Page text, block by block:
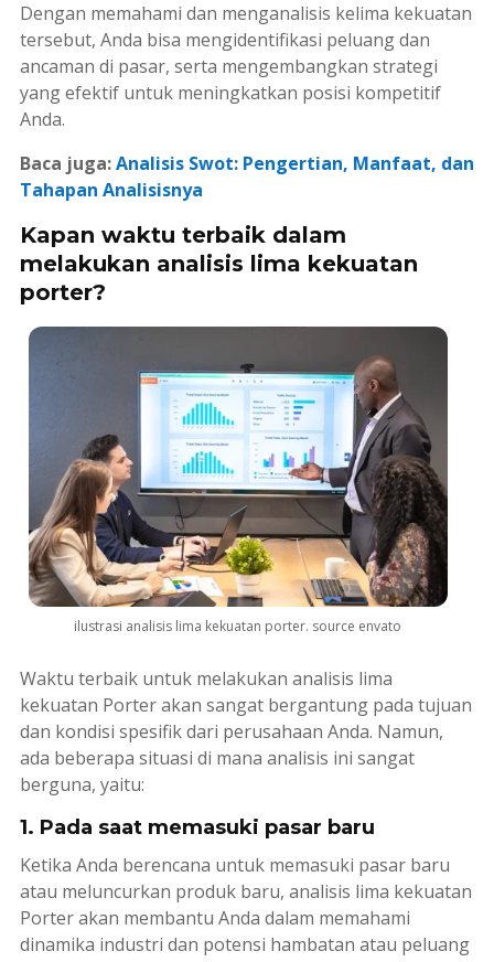
Dengan memahami dan menganalisis kelima kekuatan
tersebut, Anda bisa mengidentifikasi peluang dan
ancaman di pasar, serta mengembangkan strategi
yang efektif untuk meningkatkan posisi kompetitif
Anda.
Baca juga:Analisis Swot: Pengertian, Manfaat, dan
Tahapan Analisisnya
Kapan waktu terbaik dalam
melakukan analisis lima kekuatan
porter?
ilustrasi analisis lima kekuatan porter. source envato
Waktu terbaik untuk melakukan analisis lima
kekuatan Porter akan sangat bergantung pada tujuan
dan kondisi spesifik dari perusahaan Anda. Namun,
ada beberapa situasi di mana analisis ini sangat
berguna, yaitu:
1. Pada saat memasuki pasar baru
Ketika Anda berencana untuk memasuki pasar baru
atau meluncurkan produk baru, analisis lima kekuatan
Porter akan membantu Anda dalam memahami
dinamika industri dan potensi hambatan atau peluang